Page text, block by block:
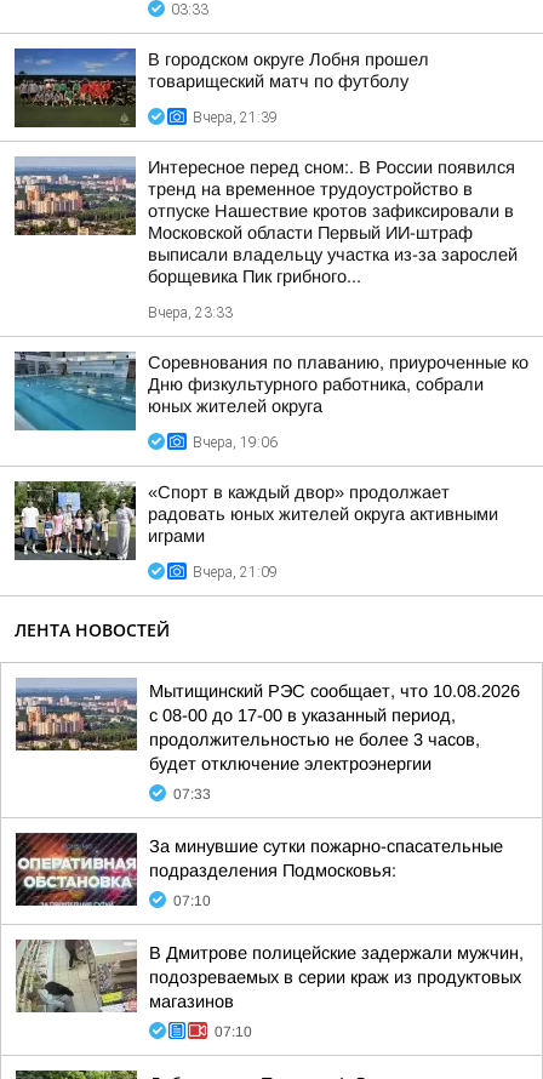
03:33
В городском округе Лобня прошел
товарищеский матч по футболу
Вчера, 21:39
Интересное перед сном:. В России появился
тренд на временное трудоустройство в
отпуске Нашествие кротов зафиксировали в
Московской области Первый ИИ-штраф
выписали владельцу участка из-за зарослей
борщевика Пик грибного...
Вчера, 23:33
Соревнования по плаванию, приуроченные ко
Дню физкультурного работника, собрали
юных жителей округа
Вчера, 19:06
«Спорт в каждый двор» продолжает
радовать юных жителей округа активными
играми
Вчера, 21:09
ЛЕНТА НОВОСТЕЙ
Мытищинский РЭС сообщает, что 10.08.2026
с 08-00 до 17-00 в указанный период,
продолжительностью не более 3 часов,
будет отключение электроэнергии
07:33
За минувшие сутки пожарно-спасательные
подразделения Подмосковья:
07:10
В Дмитрове полицейские задержали мужчин,
подозреваемых в серии краж из продуктовых
магазинов
07:10